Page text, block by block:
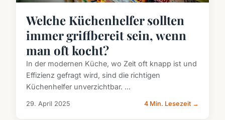
Welche Küchenhelfer sollten
immer griffbereit sein, wenn
man oft kocht?
In der modernen Küche, wo Zeit oft knapp ist und
Effizienz gefragt wird, sind die richtigen
Küchenhelfer unverzichtbar. ...
29. April 2025 4 Min. Lesezeit →